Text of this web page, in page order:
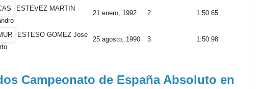
ESTEVEZ MARTIN
21 enero, 1992 2 1:50.65
ESTESO GOMEZ Jose
25 agosto, 1990 3 1:50.98
Campeonato de España Absoluto en